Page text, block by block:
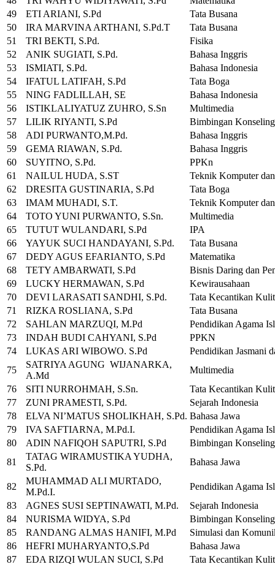
49
ETI ARIANI, S.Pd
Tata Busana
50
IRA MARVINA ARTHANI, S.Pd.T
Tata Busana
51
TRI BEKTI, S.Pd.
Fisika
52
ANIK SUGIATI, S.Pd.
Bahasa Inggris
53
ISMIATI, S.Pd.
Bahasa Indonesia
54
IFATUL LATIFAH, S.Pd
Tata Boga
55
NING FADLILLAH, SE
Bahasa Indonesia
56
ISTIKLALIYATUZ ZUHRO, S.Sn
Multimedia
57
LILIK RIYANTI, S.Pd
Bimbingan Konseling
58
ADI PURWANTO,M.Pd.
Bahasa Inggris
59
GEMA RIAWAN, S.Pd.
Bahasa Inggris
60
SUYITNO, S.Pd.
PPKn
61
NAILUL HUDA, S.ST
Teknik Komputer
62
DRESITA GUSTINARIA, S.Pd
Tata Boga
63
IMAM MUHADI, S.T.
Teknik Komputer
64
TOTO YUNI PURWANTO, S.Sn.
Multimedia
65
TUTUT WULANDARI, S.Pd
IPA
66
YAYUK SUCI HANDAYANI, S.Pd.
Tata Busana
67
DEDY AGUS EFARIANTO, S.Pd
Matematika
68
TETY AMBARWATI, S.Pd
Bisnis Daring dan
69
LUCKY HERMAWAN, S.Pd
Kewirausahaan
70
DEVI LARASATI SANDHI, S.Pd.
Tata Kecantikan
71
RIZKA ROSLIANA, S.Pd
Tata Busana
72
SAHLAN MARZUQI, M.Pd
Pendidikan Agama
73
INDAH BUDI CAHYANI, S.Pd
PPKN
74
LUKAS ARI WIBOWO. S.Pd
Pendidikan Jasmani
75
SATRIYA AGUNG WIJANARKA,
A.Md
Multimedia
76
SITI NURROHMAH, S.Sn.
Tata Kecantikan
77
ZUNI PRAMESTI, S.Pd.
Sejarah Indonesia
78
ELVA NI’MATUS SHOLIKHAH, S.Pd. Bahasa Jawa
79
IVA SAFTIARNA, M.Pd.I.
Pendidikan Agama
80
ADIN NAFIQOH SAPUTRI, S.Pd
Bimbingan Konseling
81
TATAG WIRAMUSTIKA YUDHA,
S.Pd.
Bahasa Jawa
82
MUHAMMAD ALI MURTADO,
M.Pd.I.
Pendidikan Agama
83
AGNES SUSI SEPTINAWATI, M.Pd.
Sejarah Indonesia
84
NURISMA WIDYA, S.Pd
Bimbingan Konseling
85
RANDANG ALMAS HANIFI, M.Pd
Simulasi dan
86
HEFRI MUHARYANTO,S.Pd
Bahasa Jawa
87
EDA RIZQI WULAN SUCI, S.Pd Tata Kecantikan